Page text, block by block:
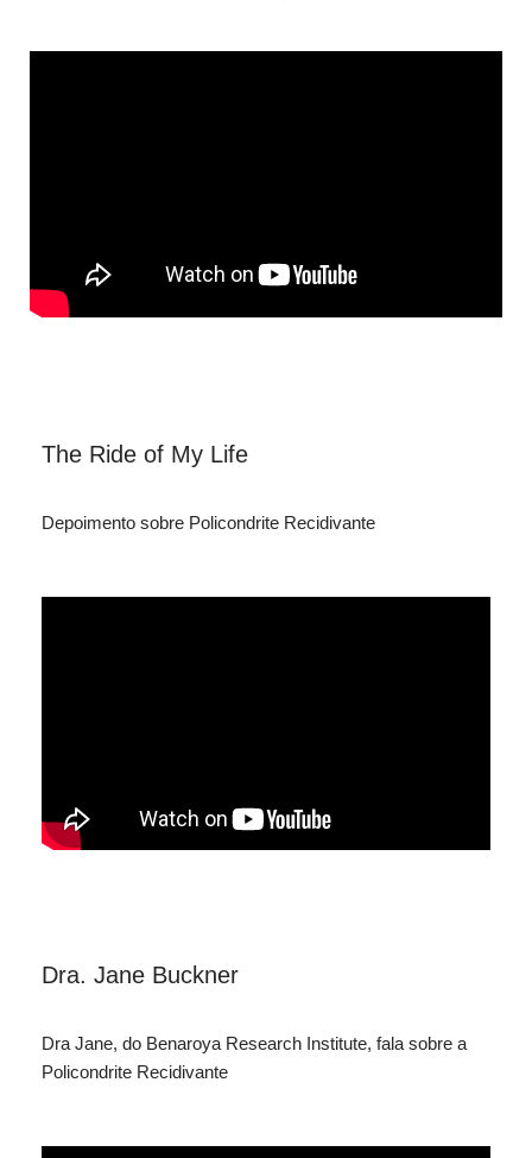
The Ride of My Life
Depoimento sobre Policondrite Recidivante
Dra. Jane Buckner
Dra Jane, do Benaroya Research Institute, fala sobre a
Policondrite Recidivante